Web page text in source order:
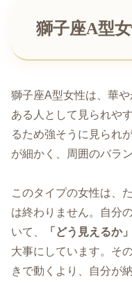
獅子座A型
獅子座A型女性は、華
ある人として見られや
るため強そうに見られ
が細かく、周囲のバラ
このタイプの女性は、
は終わりません。自分
いて、
「どう見えるか
大事にしています。そ
きで動くより、自分が